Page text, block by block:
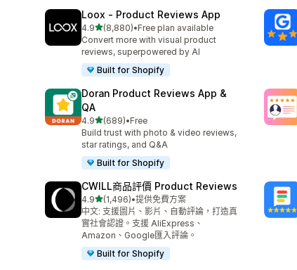
Loox ‑ Product Reviews App
4.9滿分 5 顆星
(8,880)
共有 8880 則評價
•Free plan available
Convert more with visual product
reviews, superpowered by AI
Built for Shopify
Doran Product Reviews App &
QA
4.9滿分 5 顆星
(689)
共有 689 則評價
•Free
Build trust with photo & video reviews,
star ratings, and Q&A
Built for Shopify
CWILL商品評價 Product Reviews
4.9滿分 5 顆星
(1,496)
共有 1496 則評價
•提供免費方案
中文: 支援圖片、影片、自動評論，打造真
實社會認證。支援 AliExpress、
Amazon、Google匯入評論。
Built for Shopify